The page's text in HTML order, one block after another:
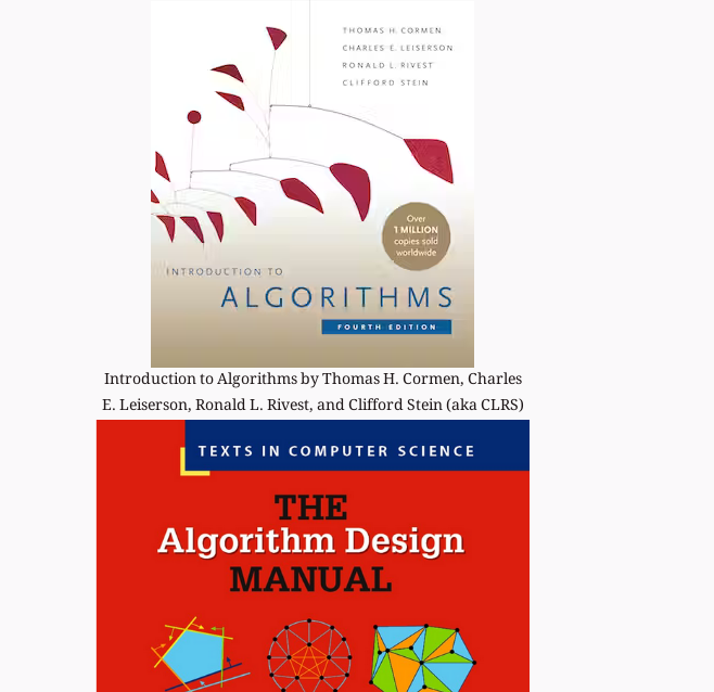
Introduction to Algorithms by Thomas H. Cormen, Charles
E. Leiserson, Ronald L. Rivest, and Clifford Stein (aka CLRS)